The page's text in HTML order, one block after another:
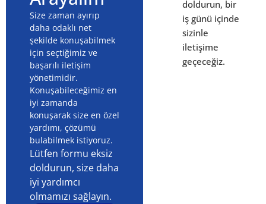
Size zaman ayırıp
daha odaklı net
şekilde konuşabilmek
için seçtiğimiz ve
başarılı iletişim
yönetimidir.
Konuşabileceğimiz en
iyi zamanda
konuşarak size en özel
yardımı, çözümü
bulabilmek istiyoruz.
Lütfen formu eksiz
doldurun, size daha
iyi yardımcı
olmamızı sağlayın.
doldurun, bir
iş günü içinde
sizinle
iletişime
geçeceğiz.